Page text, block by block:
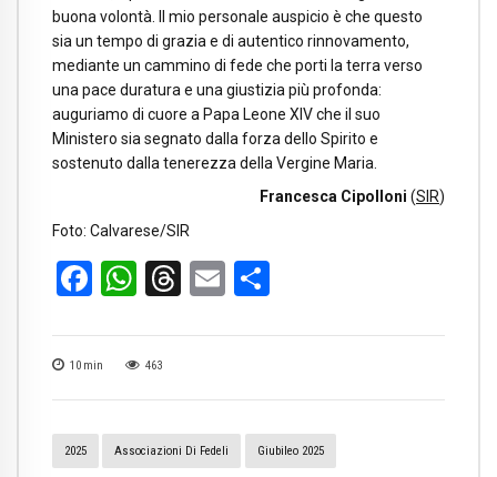
10 min 463
2025 Associazioni Di Fedeli Giubileo 2025
buona volontà. Il mio personale auspicio è che questo
sia un tempo di grazia e di autentico rinnovamento,
mediante un cammino di fede che porti la terra verso
una pace duratura e una giustizia più profonda:
auguriamo di cuore a Papa Leone XIV che il suo
Ministero sia segnato dalla forza dello Spirito e
sostenuto dalla tenerezza della Vergine Maria.
Francesca Cipolloni (SIR)
Foto: Calvarese/SIR
Facebook
WhatsApp
Threads
Email